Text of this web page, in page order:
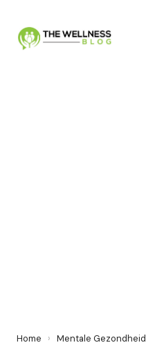
Home › Mentale Gezondheid